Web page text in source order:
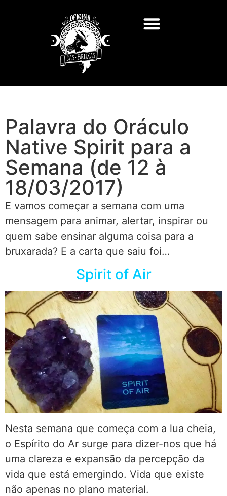
Palavra do Oráculo
Native Spirit para a
Semana (de 12 à
18/03/2017)
E vamos começar a semana com uma
mensagem para animar, alertar, inspirar ou
quem sabe ensinar alguma coisa para a
bruxarada? E a carta que saiu foi…
Spirit of Air
Nesta semana que começa com a lua cheia,
o Espírito do Ar surge para dizer-nos que há
uma clareza e expansão da percepção da
vida que está emergindo. Vida que existe
não apenas no plano material.